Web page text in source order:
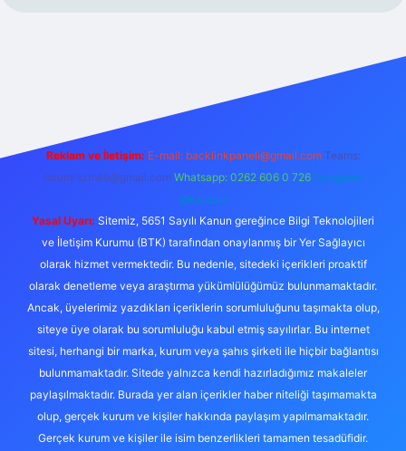
Reklam ve İletişim: E-mail: backlinkpaneli@gmail.com Teams:
forumhizmeti@gmail.com Whatsapp: 0262 606 0 726 Telegram:
@karabul
Yasal Uyarı: Sitemiz, 5651 Sayılı Kanun gereğince Bilgi Teknolojileri
ve İletişim Kurumu (BTK) tarafından onaylanmış bir Yer Sağlayıcı
olarak hizmet vermektedir. Bu nedenle, sitedeki içerikleri proaktif
olarak denetleme veya araştırma yükümlülüğümüz bulunmamaktadır.
Ancak, üyelerimiz yazdıkları içeriklerin sorumluluğunu taşımakta olup,
siteye üye olarak bu sorumluluğu kabul etmiş sayılırlar. Bu internet
sitesi, herhangi bir marka, kurum veya şahıs şirketi ile hiçbir bağlantısı
bulunmamaktadır. Sitede yalnızca kendi hazırladığımız makaleler
paylaşılmaktadır. Burada yer alan içerikler haber niteliği taşımamakta
olup, gerçek kurum ve kişiler hakkında paylaşım yapılmamaktadır.
Gerçek kurum ve kişiler ile isim benzerlikleri tamamen tesadüfidir.